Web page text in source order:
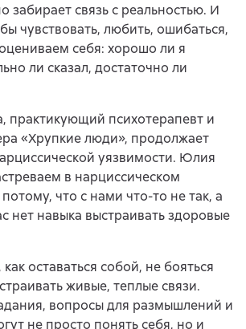
забирает связь с реальностью. И
чувствовать, любить, ошибаться,
себя: хорошо ли я
ли сказал, достаточно ли
психотерапевт и
«Хрупкие люди», продолжает
уязвимости. Юлия
в нарциссическом
что с нами что-то не так, а
нет навыка выстраивать здоровые
оставаться собой, не бояться
живые, теплые связи.
вопросы для размышлений и
не просто понять себя, но и